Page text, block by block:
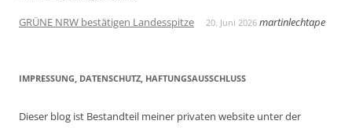
GRÜNE NRW bestätigen Landesspitze
20. Juni 2026 martinlechtape
IMPRESSUNG, DATENSCHUTZ, HAFTUNGSAUSSCHLUSS
Dieser blog ist Bestandteil meiner privaten website unter der